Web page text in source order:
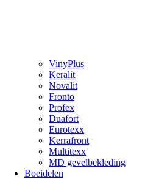
VinyPlus
Keralit
Novalit
Fronto
Profex
Duafort
Eurotexx
Kerrafront
Multitexx
MD gevelbekleding
Boeidelen